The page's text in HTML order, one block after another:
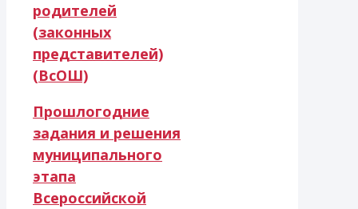
родителей
(законных
представителей)
(ВсОШ)
Прошлогодние
задания и решения
муниципального
этапа
Всероссийской